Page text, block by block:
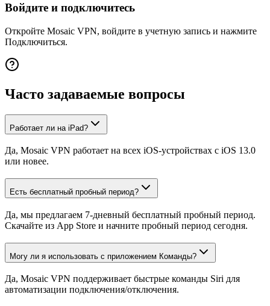
Войдите и подключитесь
Откройте Mosaic VPN, войдите в учетную запись и нажмите
Подключиться.
Часто задаваемые вопросы
Работает ли на iPad?
Да, Mosaic VPN работает на всех iOS-устройствах с iOS 13.0
или новее.
Есть бесплатный пробный период?
Да, мы предлагаем 7-дневный бесплатный пробный период.
Скачайте из App Store и начните пробный период сегодня.
Могу ли я использовать с приложением Команды?
Да, Mosaic VPN поддерживает быстрые команды Siri для
автоматизации подключения/отключения.